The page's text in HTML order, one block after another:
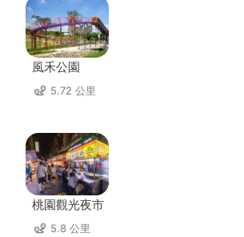
風禾公園
5.72 公里
桃園觀光夜市
5.8 公里